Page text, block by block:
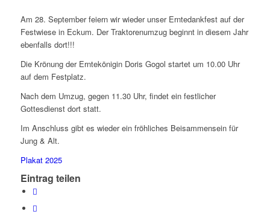
Am 28. September feiern wir wieder unser Erntedankfest auf der
Festwiese in Eckum. Der Traktorenumzug beginnt in diesem Jahr
ebenfalls dort!!!
Die Krönung der Erntekönigin Doris Gogol startet um 10.00 Uhr
auf dem Festplatz.
Nach dem Umzug, gegen 11.30 Uhr, findet ein festlicher
Gottesdienst dort statt.
Im Anschluss gibt es wieder ein fröhliches Beisammensein für
Jung & Alt.
Plakat 2025
Eintrag teilen